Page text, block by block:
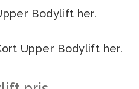
Bodylift her.
Upper Bodylift her.